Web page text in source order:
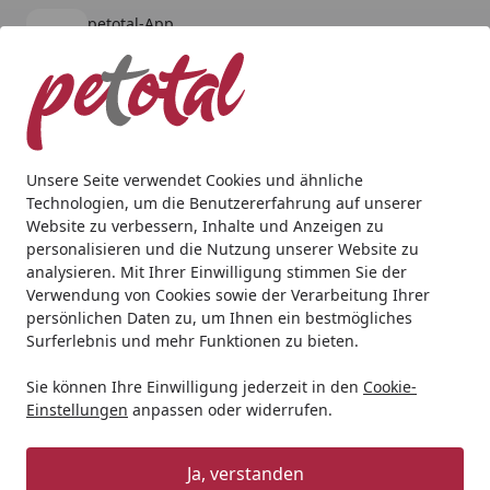
Unsere Seite verwendet Cookies und ähnliche
Technologien, um die Benutzererfahrung auf unserer
Website zu verbessern, Inhalte und Anzeigen zu
personalisieren und die Nutzung unserer Website zu
analysieren. Mit Ihrer Einwilligung stimmen Sie der
Verwendung von Cookies sowie der Verarbeitung Ihrer
persönlichen Daten zu, um Ihnen ein bestmögliches
Surferlebnis und mehr Funktionen zu bieten.
Sie können Ihre Einwilligung jederzeit in den Cookie-
Einstellungen anpassen oder widerrufen.
Ja, verstanden
petotal-App
kostenlos - Im App Store
Alle Produkte
Mein Konto
Suchen
Startseite
Hund Hundetrockenfutter Orijen Orijen 1,8kg Small
Orijen 1,8kg Small Breed Puppy